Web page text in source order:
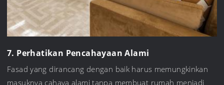
7. Perhatikan Pencahayaan Alami
Fasad yang dirancang dengan baik harus memungkinkan
masuknya cahaya alami tanpa membuat rumah menjadi